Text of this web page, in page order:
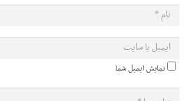
نمایش ایمیل شما